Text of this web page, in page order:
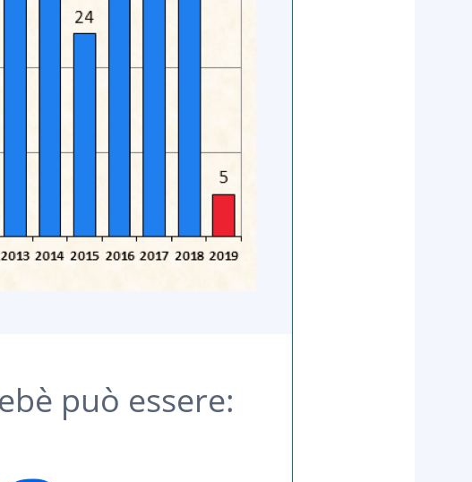
può essere: